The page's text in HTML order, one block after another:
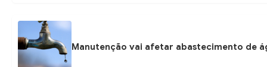
Manutenção vai afetar abastecimento de